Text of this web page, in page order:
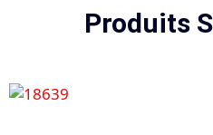
Produits